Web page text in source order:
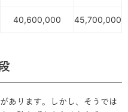
40,600,000 45,700,000
あります。しかし、そうでは